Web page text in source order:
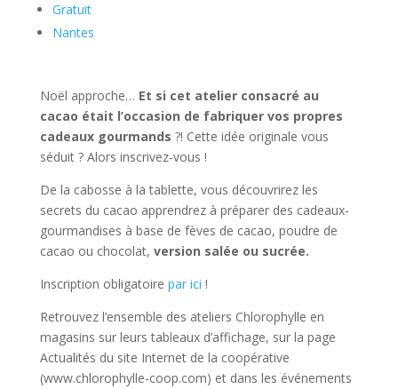
Gratuit
Nantes
Noël approche… Et si cet atelier consacré au
cacao était l’occasion de fabriquer vos propres
cadeaux gourmands ?! Cette idée originale vous
séduit ? Alors inscrivez-vous !
De la cabosse à la tablette, vous découvrirez les
secrets du cacao apprendrez à préparer des cadeaux-
gourmandises à base de fèves de cacao, poudre de
cacao ou chocolat, version salée ou sucrée.
Inscription obligatoire par ici !
Retrouvez l’ensemble des ateliers Chlorophylle en
magasins sur leurs tableaux d’affichage, sur la page
Actualités du site Internet de la coopérative
(www.chlorophylle-coop.com) et dans les événements